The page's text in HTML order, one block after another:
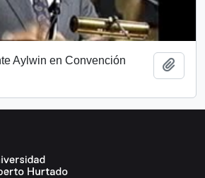
Aylwin en Convención